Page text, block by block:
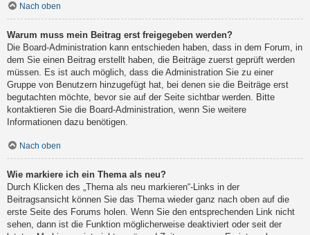
Nach oben
Warum muss mein Beitrag erst freigegeben werden?
Die Board-Administration kann entschieden haben, dass in dem Forum, in
dem Sie einen Beitrag erstellt haben, die Beiträge zuerst geprüft werden
müssen. Es ist auch möglich, dass die Administration Sie zu einer
Gruppe von Benutzern hinzugefügt hat, bei denen sie die Beiträge erst
begutachten möchte, bevor sie auf der Seite sichtbar werden. Bitte
kontaktieren Sie die Board-Administration, wenn Sie weitere
Informationen dazu benötigen.
Nach oben
Wie markiere ich ein Thema als neu?
Durch Klicken des „Thema als neu markieren“-Links in der
Beitragsansicht können Sie das Thema wieder ganz nach oben auf die
erste Seite des Forums holen. Wenn Sie den entsprechenden Link nicht
sehen, dann ist die Funktion möglicherweise deaktiviert oder seit der